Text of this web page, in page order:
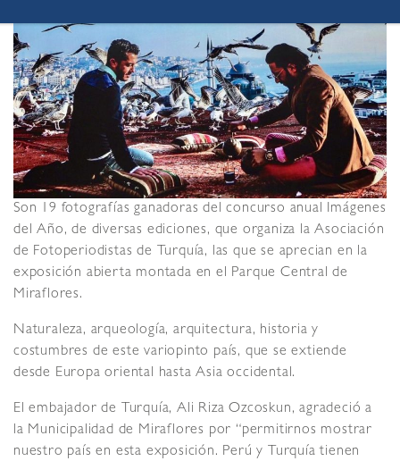
Son 19 fotografías ganadoras del concurso anual Imágenes
del Año, de diversas ediciones, que organiza la Asociación
de Fotoperiodistas de Turquía, las que se aprecian en la
exposición abierta montada en el Parque Central de
Miraflores.
Naturaleza, arqueología, arquitectura, historia y
costumbres de este variopinto país, que se extiende
desde Europa oriental hasta Asia occidental.
El embajador de Turquía, Ali Riza Ozcoskun, agradeció a
la Municipalidad de Miraflores por “permitirnos mostrar
nuestro país en esta exposición. Perú y Turquía tienen